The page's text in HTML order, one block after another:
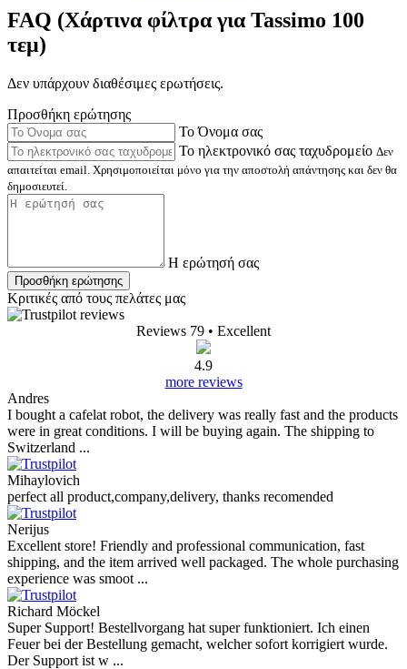
FAQ (Χάρτινα φίλτρα για Tassimo 100
τεμ)
Δεν υπάρχουν διαθέσιμες ερωτήσεις.
Προσθήκη ερώτησης
Το Όνομα σας
Το ηλεκτρονικό σας ταχυδρομείο Δεν
απαιτείται email. Χρησιμοποιείται μόνο για την αποστολή απάντησης και δεν θα
δημοσιευτεί.
Η ερώτησή σας
Προσθήκη ερώτησης
Κριτικές από τους πελάτες μας
Reviews 79 • Excellent
4.9
more reviews
Andres
I bought a cafelat robot, the delivery was really fast and the products
were in great conditions. I will be buying again. The shipping to
Switzerland ...
Mihaylovich
perfect all product,company,delivery, thanks recomended
Nerijus
Excellent store! Friendly and professional communication, fast
shipping, and the item arrived well packaged. The whole purchasing
experience was smoot ...
Richard Möckel
Super Support! Bestellvorgang hat super funktioniert. Ich einen
Feuer bei der Bestellung gemacht, welcher sofort korrigiert wurde.
Der Support ist w ...